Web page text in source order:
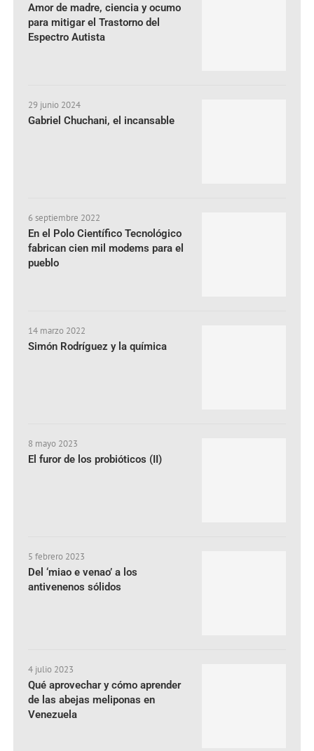
Amor de madre, ciencia y ocumo
para mitigar el Trastorno del
Espectro Autista
29 junio 2024
Gabriel Chuchani, el incansable
6 septiembre 2022
En el Polo Científico Tecnológico
fabrican cien mil modems para el
pueblo
14 marzo 2022
Simón Rodríguez y la química
8 mayo 2023
El furor de los probióticos (II)
5 febrero 2023
Del ‘miao e venao’ a los
antivenenos sólidos
4 julio 2023
Qué aprovechar y cómo aprender
de las abejas meliponas en
Venezuela